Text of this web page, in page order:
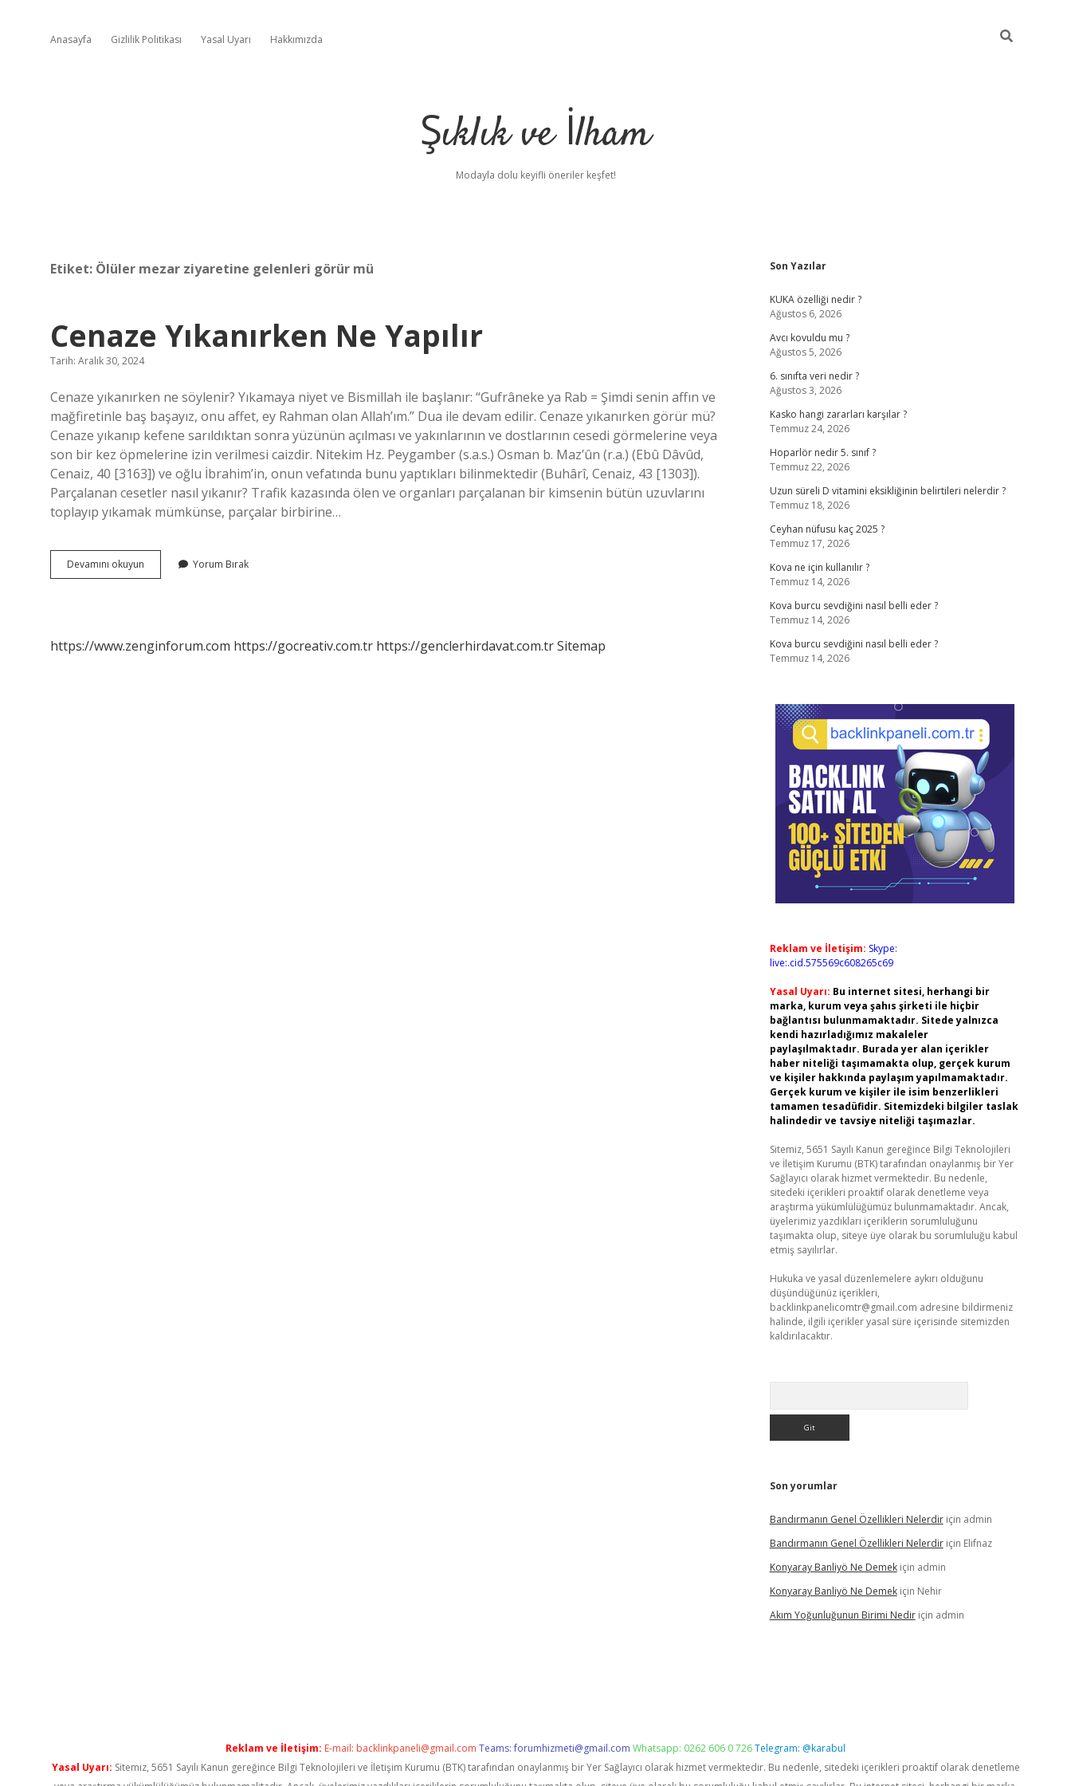
Anasayfa Gizlilik Politikası Yasal Uyarı Hakkımızda
Şıklık ve İlham
Modayla dolu keyifli öneriler keşfet!
Etiket: Ölüler mezar ziyaretine gelenleri görür mü
Cenaze Yıkanırken Ne Yapılır
Tarih: Aralık 30, 2024
Cenaze yıkanırken ne söylenir? Yıkamaya niyet ve Bismillah ile başlanır: “Gufrâneke ya Rab = Şimdi senin affın ve
mağfiretinle baş başayız, onu affet, ey Rahman olan Allah’ım.” Dua ile devam edilir. Cenaze yıkanırken görür mü?
Cenaze yıkanıp kefene sarıldıktan sonra yüzünün açılması ve yakınlarının ve dostlarının cesedi görmelerine veya
son bir kez öpmelerine izin verilmesi caizdir. Nitekim Hz. Peygamber (s.a.s.) Osman b. Maz’ûn (r.a.) (Ebû Dâvûd,
Cenaiz, 40 [3163]) ve oğlu İbrahim’in, onun vefatında bunu yaptıkları bilinmektedir (Buhârî, Cenaiz, 43 [1303]).
Parçalanan cesetler nasıl yıkanır? Trafik kazasında ölen ve organları parçalanan bir kimsenin bütün uzuvlarını
toplayıp yıkamak mümkünse, parçalar birbirine…
Devamını okuyun
Yıkanırken
Yorum Bırak
https://www.zenginforum.com https://gocreativ.com.tr https://genclerhirdavat.com.trSitemap
Sidebar
Son Yazılar
KUKA özelliği nedir ?
Ağustos 6, 2026
Avcı kovuldu mu ?
Ağustos 5, 2026
6. sınıfta veri nedir ?
Ağustos 3, 2026
Kasko hangi zararları karşılar ?
Temmuz 24, 2026
Hoparlör nedir 5. sınıf ?
Temmuz 22, 2026
Uzun süreli D vitamini eksikliğinin belirtileri nelerdir ?
Temmuz 18, 2026
Ceyhan nüfusu kaç 2025 ?
Temmuz 17, 2026
Kova ne için kullanılır ?
Temmuz 14, 2026
Kova burcu sevdiğini nasıl belli eder ?
Temmuz 14, 2026
Kova burcu sevdiğini nasıl belli eder ?
Temmuz 14, 2026
Reklam ve İletişim: Skype:
live:.cid.575569c608265c69
Yasal Uyarı: Bu internet sitesi, herhangi bir
marka, kurum veya şahıs şirketi ile hiçbir
bağlantısı bulunmamaktadır. Sitede yalnızca
kendi hazırladığımız makaleler
paylaşılmaktadır. Burada yer alan içerikler
haber niteliği taşımamakta olup, gerçek kurum
ve kişiler hakkında paylaşım yapılmamaktadır.
Gerçek kurum ve kişiler ile isim benzerlikleri
tamamen tesadüfidir. Sitemizdeki bilgiler taslak
halindedir ve tavsiye niteliği taşımazlar.
Sitemiz, 5651 Sayılı Kanun gereğince Bilgi Teknolojileri
ve İletişim Kurumu (BTK) tarafından onaylanmış bir Yer
Sağlayıcı olarak hizmet vermektedir. Bu nedenle,
sitedeki içerikleri proaktif olarak denetleme veya
araştırma yükümlülüğümüz bulunmamaktadır. Ancak,
üyelerimiz yazdıkları içeriklerin sorumluluğunu
taşımakta olup, siteye üye olarak bu sorumluluğu kabul
etmiş sayılırlar.
Hukuka ve yasal düzenlemelere aykırı olduğunu
düşündüğünüz içerikleri,
backlinkpanelicomtr@gmail.com adresine bildirmeniz
halinde, ilgili içerikler yasal süre içerisinde sitemizden
kaldırılacaktır.
Son yorumlar
Bandırmanın Genel Özellikleri Nelerdiriçin admin
Bandırmanın Genel Özellikleri Nelerdiriçin Elifnaz
Konyaray Banliyö Ne Demekiçin admin
Konyaray Banliyö Ne Demekiçin Nehir
Akım Yoğunluğunun Birimi Nediriçin admin
Reklam ve İletişim: E-mail: backlinkpaneli@gmail.com Teams:forumhizmeti@gmail.com Whatsapp: 0262 606 0 726Telegram: @karabul
Yasal Uyarı: Sitemiz, 5651 Sayılı Kanun gereğince Bilgi Teknolojileri ve İletişim Kurumu (BTK) tarafından onaylanmış bir Yer Sağlayıcı olarak hizmet vermektedir. Bu nedenle, sitedeki içerikleri proaktif olarak denetleme